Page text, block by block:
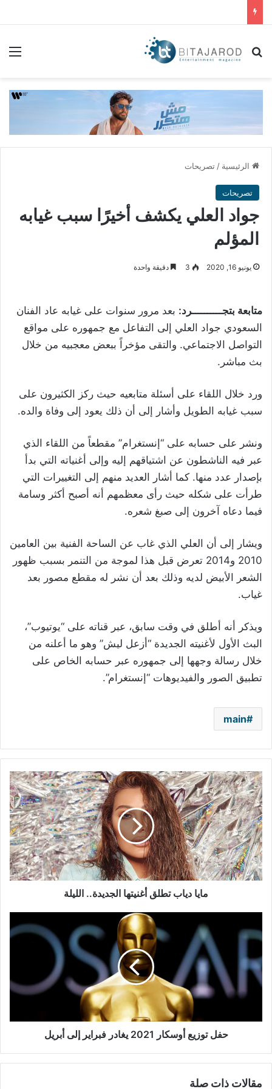
بحث عن
الرئيسية / تصريحات
تصريحات
جواد العلي يكشف أخيرًا سبب غيابه
المؤلم
يونيو 16, 2020 3 دقيقة واحدة
متابعة بتجــــــــــرد: بعد مرور سنوات على غيابه عاد الفنان
السعودي جواد العلي إلى التفاعل مع جمهوره على مواقع
التواصل الاجتماعي. والتقى مؤخراً ببعض معجبيه من خلال
بث مباشر.
ورد خلال اللقاء على أسئلة متابعيه حيث ركز الكثيرون على
سبب غيابه الطويل وأشار إلى أن ذلك يعود إلى وفاة والده.
ونشر على حسابه على “إنستغرام” مقطعاً من اللقاء الذي
عبر فيه الناشطون عن اشتياقهم إليه وإلى أغنياته التي بدأ
بإصدار عدد منها. كما أشار العديد منهم إلى التغييرات التي
طرأت على شكله حيث رأى معظمهم أنه أصبح أكثر وسامة
فيما دعاه آخرون إلى صبغ شعره.
ويشار إلى أن العلي الذي غاب عن الساحة الفنية بين العامين
2010 و2014 تعرض قبل هذا لموجة من التنمر بسبب ظهور
الشعر الأبيض لديه وذلك بعد أن نشر له مقطع مصور بعد
غياب.
ويذكر أنه أطلق في وقت سابق، عبر قناته على “يوتيوب”،
البث الأول لأغنيته الجديدة “أزعل ليش” وهو ما أعلنه من
خلال رسالة وجهها إلى جمهوره عبر حسابه الخاص على
تطبيق الصور والفيديوهات “إنستغرام”.
main
مايا
دياب
تطلق
أغنيتها
الجديدة..
الليلة
مايا دياب تطلق أغنيتها الجديدة.. الليلة
توزيع
أوسكار
2021
يغادر
فبراير
حفل توزيع أوسكار 2021 يغادر فبراير إلى أبريل
مقالات ذات صلة